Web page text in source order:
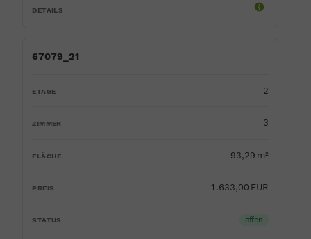
67079_21
2
3
93,29 m²
1.633,00 EUR
offen